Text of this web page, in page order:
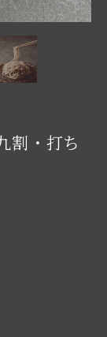
・打ち